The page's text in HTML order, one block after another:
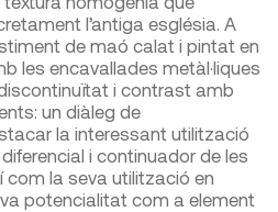
l’antiga església. A
de maó calat i pintat en
les encavallades metàl·liques
i contrast amb
un diàleg de
la interessant utilització
i continuador de les
com la seva utilització en
potencialitat com a element